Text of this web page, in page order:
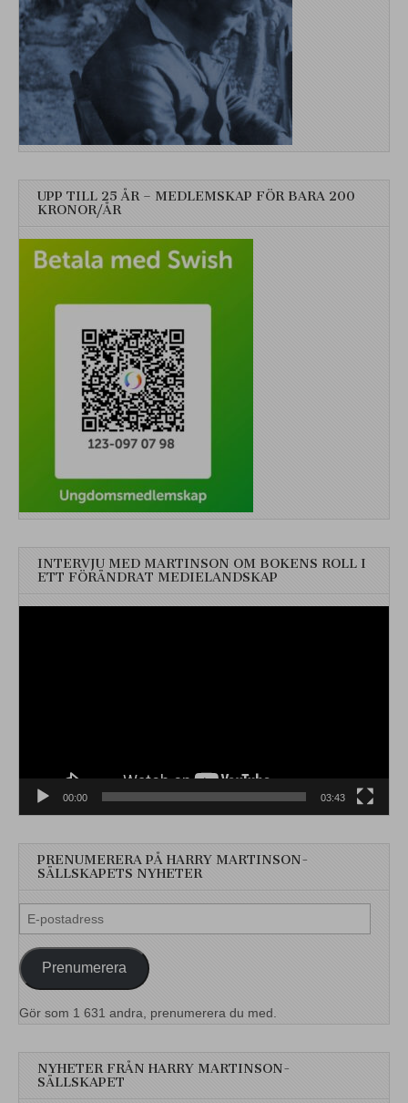
UPP TILL 25 ÅR – MEDLEMSKAP FÖR BARA 200
KRONOR/ÅR
INTERVJU MED MARTINSON OM BOKENS ROLL I
ETT FÖRÄNDRAT MEDIELANDSKAP
00:00 03:43
PRENUMERERA PÅ HARRY MARTINSON-
SÄLLSKAPETS NYHETER
E-
postadress
Prenumerera
Gör som 1 631 andra, prenumerera du med.
NYHETER FRÅN HARRY MARTINSON-
SÄLLSKAPET